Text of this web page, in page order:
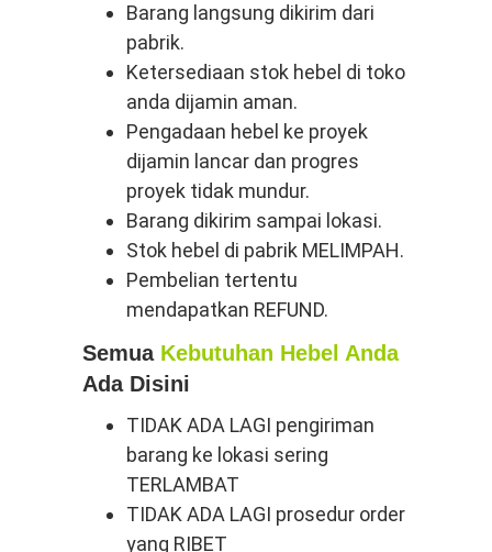
Barang langsung dikirim dari
pabrik.
Ketersediaan stok hebel di toko
anda dijamin aman.
Pengadaan hebel ke proyek
dijamin lancar dan progres
proyek tidak mundur.
Barang dikirim sampai lokasi.
Stok hebel di pabrik MELIMPAH.
Pembelian tertentu
mendapatkan REFUND.
Semua Kebutuhan Hebel Anda
Ada Disini
TIDAK ADA LAGI pengiriman
barang ke lokasi sering
TERLAMBAT
TIDAK ADA LAGI prosedur order
yang RIBET